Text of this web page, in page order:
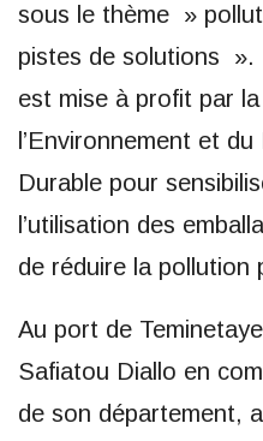
sous le thème »
pistes de solutions ».
est mise à profit par
l’Environnement et
Durable pour
l’utilisation des
de réduire la pollution
Au port de
Safiatou Diallo en
de son département,